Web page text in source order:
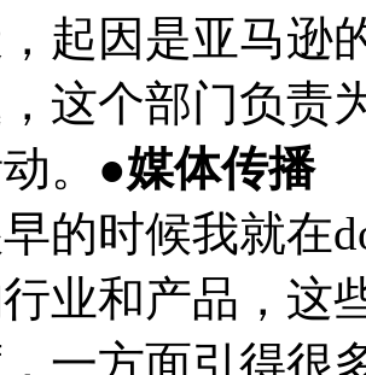
起因是亚马逊
这个部门负责
。 ●媒体传播
的时候我就在
业和产品，这
一方面引得很